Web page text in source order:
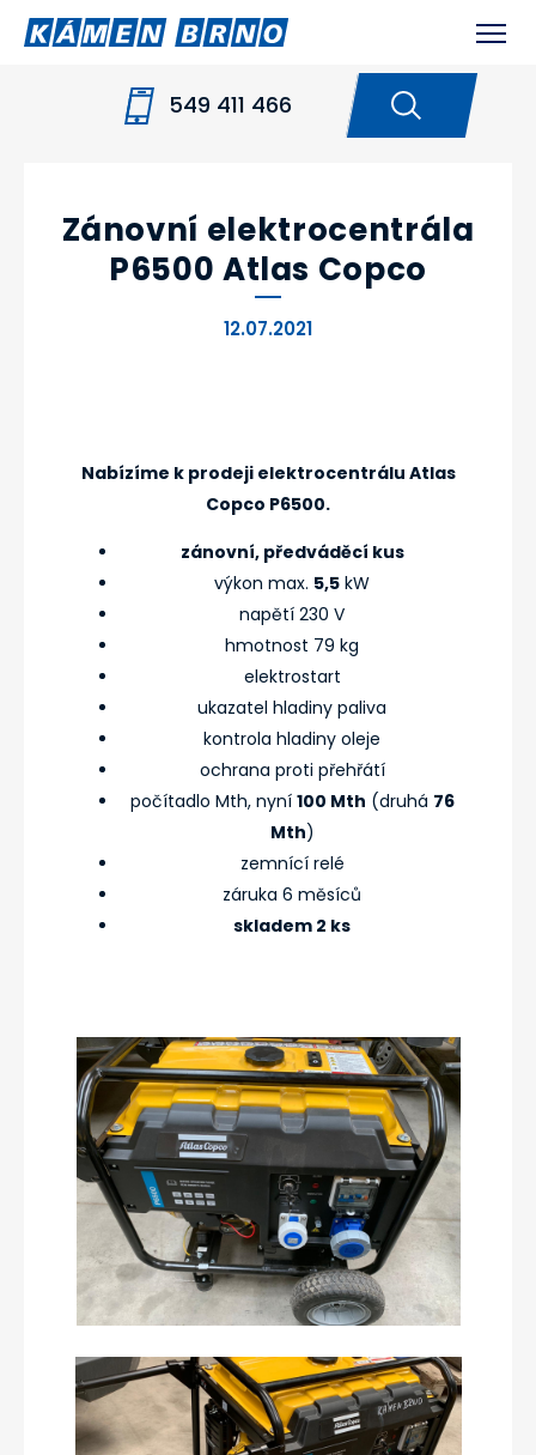
549 411 466
NOVINKY
ZÁNOVNÍ
ELEKTROCENTRÁLA P6500 ATLAS COPCO
Zánovní elektrocentrála
P6500 Atlas Copco
12.07.2021
Nabízíme k prodeji elektrocentrálu Atlas
Copco P6500.
zánovní, předváděcí kus
výkon max. 5,5 kW
napětí 230 V
hmotnost 79 kg
elektrostart
ukazatel hladiny paliva
kontrola hladiny oleje
ochrana proti přehřátí
počítadlo Mth, nyní 100 Mth (druhá 76
Mth)
zemnící relé
záruka 6 měsíců
skladem 2 ks